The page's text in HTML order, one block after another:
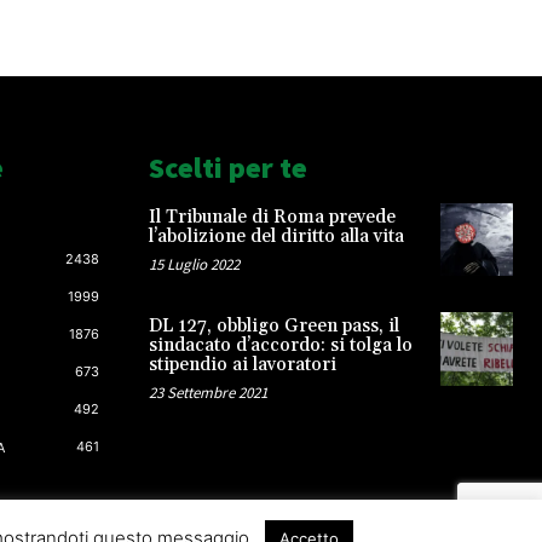
2438
1999
1876
673
492
461
Scelti per te
Il Tribunale di Roma prevede
l’abolizione del diritto alla vita
15 Luglio 2022
DL 127, obbligo Green pass, il
sindacato d’accordo: si tolga lo
stipendio ai lavoratori
23 Settembre 2021